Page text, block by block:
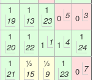
1
19
1
13
1
23 0 5 0 3
1
20
1
22
1 1 1 4
1
24
1
21
½
15
½
9
1
23 0 7